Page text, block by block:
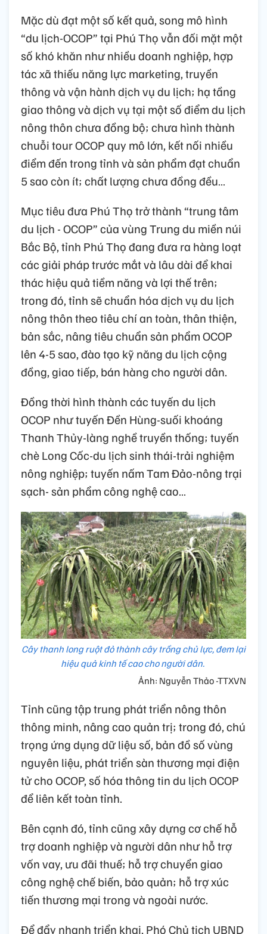
Mặc dù đạt một số kết quả, song mô hình
“du lịch-OCOP” tại Phú Thọ vẫn đối mặt một
số khó khăn như nhiều doanh nghiệp, hợp
tác xã thiếu năng lực marketing, truyền
thông và vận hành dịch vụ du lịch; hạ tầng
giao thông và dịch vụ tại một số điểm du lịch
nông thôn chưa đồng bộ; chưa hình thành
chuỗi tour OCOP quy mô lớn, kết nối nhiều
điểm đến trong tỉnh và sản phẩm đạt chuẩn
5 sao còn ít; chất lượng chưa đồng đều…
Mục tiêu đưa Phú Thọ trở thành “trung tâm
du lịch - OCOP” của vùng Trung du miền núi
Bắc Bộ, tỉnh Phú Thọ đang đưa ra hàng loạt
các giải pháp trước mắt và lâu dài để khai
thác hiệu quả tiềm năng và lợi thế trên;
trong đó, tỉnh sẽ chuẩn hóa dịch vụ du lịch
nông thôn theo tiêu chí an toàn, thân thiện,
bản sắc, nâng tiêu chuẩn sản phẩm OCOP
lên 4-5 sao, đào tạo kỹ năng du lịch cộng
đồng, giao tiếp, bán hàng cho người dân.
Đồng thời hình thành các tuyến du lịch
OCOP như tuyến Đền Hùng-suối khoáng
Thanh Thủy-làng nghề truyền thống; tuyến
chè Long Cốc-du lịch sinh thái-trải nghiệm
nông nghiệp; tuyến nấm Tam Đảo-nông trại
sạch- sản phẩm công nghệ cao…
Cây thanh long ruột đỏ thành cây trồng chủ lực, đem lại
hiệu quả kinh tế cao cho người dân.
Ảnh: Nguyễn Thảo -TTXVN
Tỉnh cũng tập trung phát triển nông thôn
thông minh, nâng cao quản trị; trong đó, chú
trọng ứng dụng dữ liệu số, bản đồ số vùng
nguyên liệu, phát triển sàn thương mại điện
tử cho OCOP, số hóa thông tin du lịch OCOP
để liên kết toàn tỉnh.
Bên cạnh đó, tỉnh cũng xây dựng cơ chế hỗ
trợ doanh nghiệp và người dân như hỗ trợ
vốn vay, ưu đãi thuế; hỗ trợ chuyển giao
công nghệ chế biến, bảo quản; hỗ trợ xúc
tiến thương mại trong và ngoài nước.
Để đẩy nhanh triển khai, Phó Chủ tịch UBND